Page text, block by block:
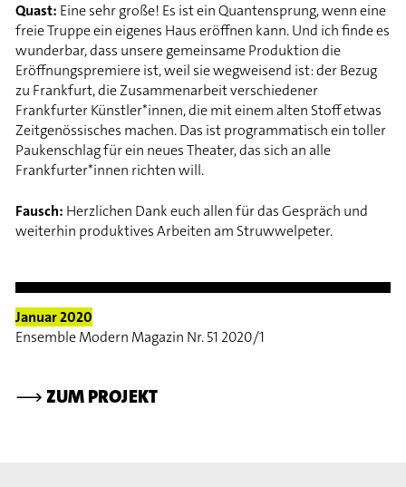
Januar 2020
Ensemble Modern Magazin Nr. 51 2020/1
⟶ZUM PROJEKT
Quast: Eine sehr große! Es ist ein Quantensprung, wenn eine
freie Truppe ein eigenes Haus eröffnen kann. Und ich finde es
wunderbar, dass unsere gemeinsame Produktion die
Eröffnungspremiere ist, weil sie wegweisend ist: der Bezug
zu Frankfurt, die Zusammenarbeit verschiedener
Frankfurter Künstler*innen, die mit einem alten Stoff etwas
Zeitgenössisches machen. Das ist programmatisch ein toller
Paukenschlag für ein neues Theater, das sich an alle
Frankfurter*innen richten will.
Fausch: Herzlichen Dank euch allen für das Gespräch und
weiterhin produktives Arbeiten am Struwwelpeter.